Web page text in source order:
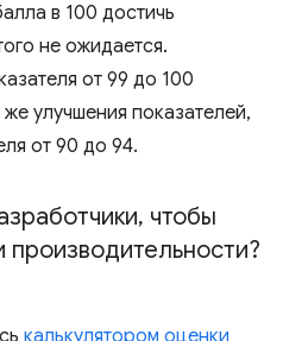
в 100 достичь
не ожидается.
от 99 до 100
улучшения показателей,
от 90 до 94.
, чтобы
производительности?